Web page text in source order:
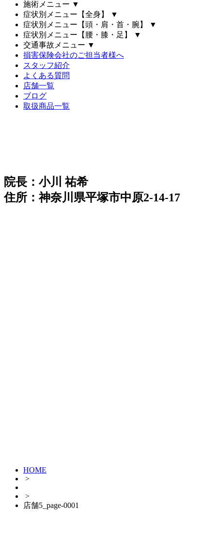
施術メニュー ▼
症状別メニュー【全身】
▼
症状別メニュー【頭・肩・首・腕】
▼
症状別メニュー【腰・膝・足】
▼
交通事故メニュー ▼
損害保険会社のご担当者様へ
スタッフ紹介
よくある質問
店舗一覧
ブログ
取扱商品一覧
院長：小川 祐希
住所：神奈川県平塚市中原2-14-17
HOME
>
>
店舗5_page-0001